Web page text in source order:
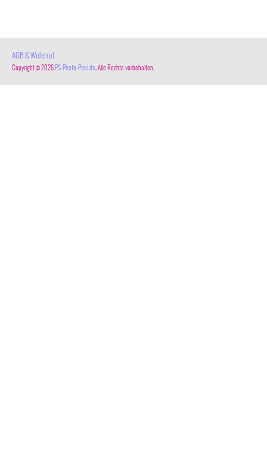
AGB & Widerruf
Copyright © 2026 PS-Photo-Pool.de, Alle Rechte vorbehalten.